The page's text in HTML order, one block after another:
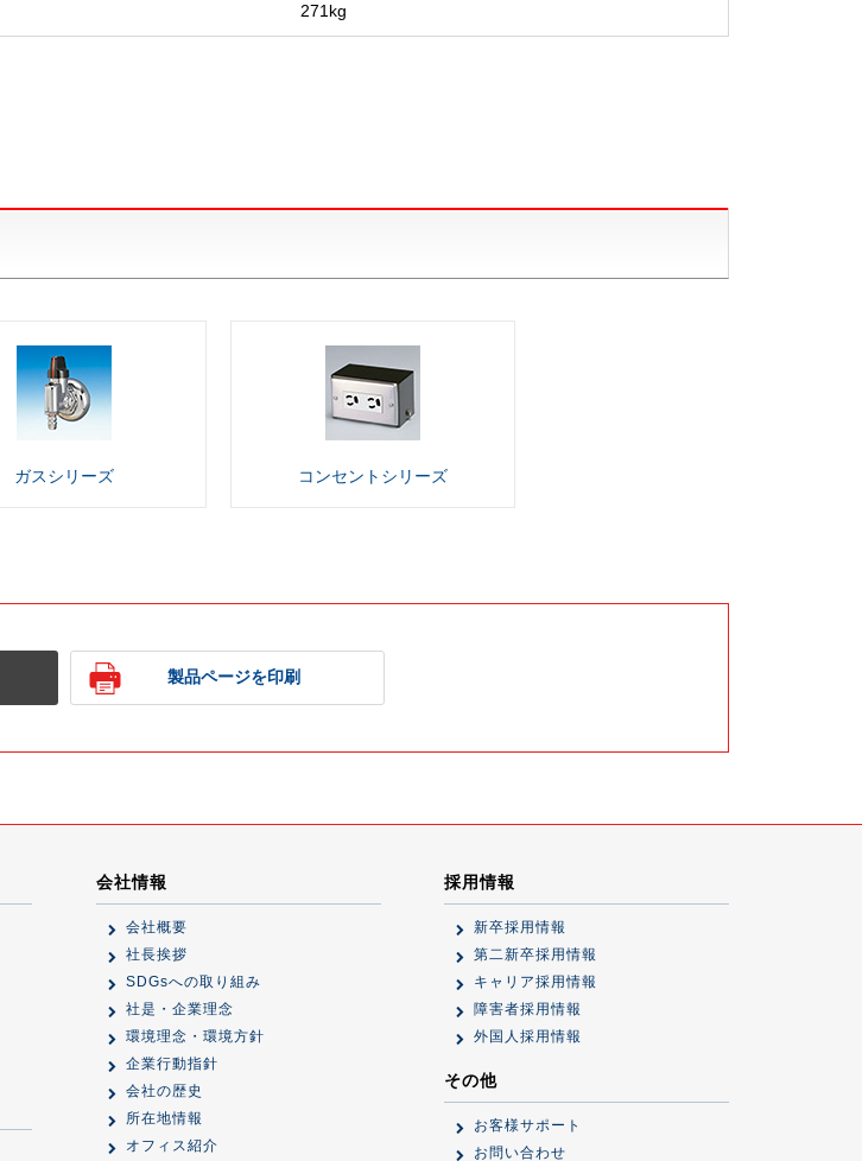
271kg
ガスシリーズ コンセント シリーズ
製品ページを印刷
会社情報
会社概要
社長挨拶
SDGsへの取り組み
社是・企業理念
環境理念・環境方針
企業行動指針
会社の歴史
所在地情報
オフィス紹介
採用情報
新卒採用情報
第二新卒採用情報
キャリア採用情報
障害者採用情報
外国人採用情報
その他
お客様サポート
お問い合わせ